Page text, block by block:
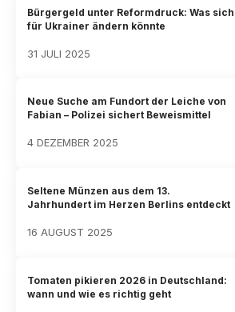
Bürgergeld unter Reformdruck: Was sich
für Ukrainer ändern könnte
31 JULI 2025
Neue Suche am Fundort der Leiche von
Fabian – Polizei sichert Beweismittel
4 DEZEMBER 2025
Seltene Münzen aus dem 13.
Jahrhundert im Herzen Berlins entdeckt
16 AUGUST 2025
Tomaten pikieren 2026 in Deutschland:
wann und wie es richtig geht